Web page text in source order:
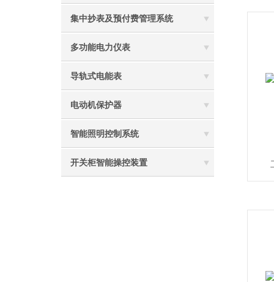
集中抄表及预付费管理系统
多功能电力仪表
导轨式电能表
电动机保护器
智能照明控制系统
开关柜智能操控装置